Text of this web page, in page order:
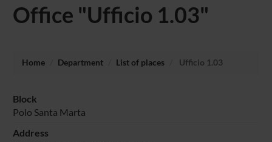
Office "Ufficio 1.03"
Home Department List of places Ufficio 1.03
Block
Polo Santa Marta
Address